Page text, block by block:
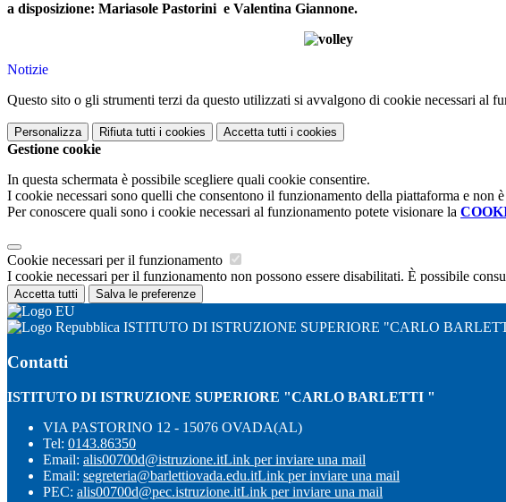
a disposizione: Mariasole Pastorini e Valentina Giannone.
Notizie
Questo sito o gli strumenti terzi da questo utilizzati si avvalgono di cookie necessari al
Personalizza Rifiuta tutti i cookies Accetta tutti i cookies
Gestione cookie
In questa schermata è possibile scegliere quali cookie consentire.
I cookie necessari sono quelli che consentono il funzionamento della piattaforma e non
Per conoscere quali sono i cookie necessari al funzionamento potete visionare la
Cookie necessari per il funzionamento
I cookie necessari per il funzionamento non possono essere disabilitati. È possibile
Accetta tutti Salva le preferenze
ISTITUTO DI ISTRUZIONE SUPERIORE "CARLO
Contatti
ISTITUTO DI ISTRUZIONE SUPERIORE "CARLO BARLETTI "
VIA PASTORINO 12 - 15076 OVADA(AL)
Tel: 0143.86350
Email: alis00700d@istruzione.itLink per inviare una mail
Email: segreteria@barlettiovada.edu.itLink per inviare una mail
PEC: alis00700d@pec.istruzione.itLink per inviare una mail